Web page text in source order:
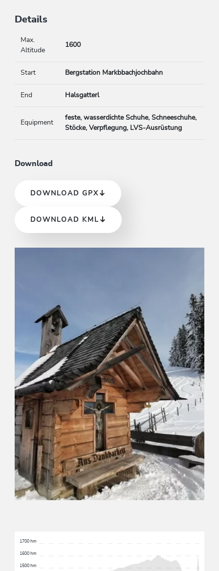
Details
Max.
Altitude
1600
Start Bergstation Markbbachjochbahn
End Halsgatterl
Equipment
feste, wasserdichte Schuhe, Schneeschuhe,
Stöcke, Verpflegung, LVS-Ausrüstung
Download
DOWNLOAD GPX
DOWNLOAD KML
1500 hm
1600 hm
1700 hm